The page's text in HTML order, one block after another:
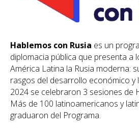
Hablemos con Rusia es un
diplomacia pública que presenta a
América Latina la Rusia moderna:
rasgos del desarrollo económico y
2024 se celebraron 3 sesiones de
Más de 100 latinoamericanos y
graduaron del Programa.